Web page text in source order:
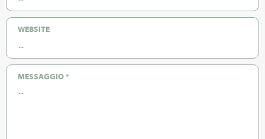
WEBSITE
MESSAGGIO*